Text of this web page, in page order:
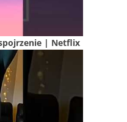
| Netflix